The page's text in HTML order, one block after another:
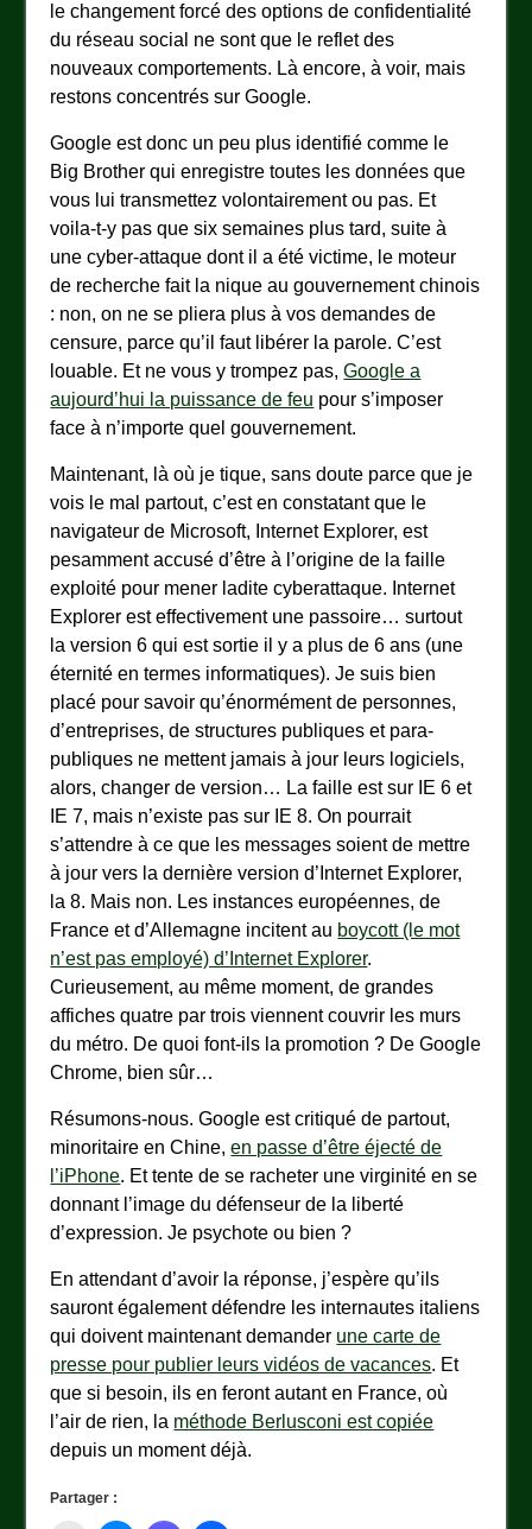
le changement forcé des options de confidentialité
du réseau social ne sont que le reflet des
nouveaux comportements. Là encore, à voir, mais
restons concentrés sur Google.
Google est donc un peu plus identifié comme le
Big Brother qui enregistre toutes les données que
vous lui transmettez volontairement ou pas. Et
voila-t-y pas que six semaines plus tard, suite à
une cyber-attaque dont il a été victime, le moteur
de recherche fait la nique au gouvernement chinois
: non, on ne se pliera plus à vos demandes de
censure, parce qu’il faut libérer la parole. C’est
louable. Et ne vous y trompez pas,Google a
aujourd’hui la puissance de feu pour s’imposer
face à n’importe quel gouvernement.
Maintenant, là où je tique, sans doute parce que je
vois le mal partout, c’est en constatant que le
navigateur de Microsoft, Internet Explorer, est
pesamment accusé d’être à l’origine de la faille
exploité pour mener ladite cyberattaque. Internet
Explorer est effectivement une passoire… surtout
la version 6 qui est sortie il y a plus de 6 ans (une
éternité en termes informatiques). Je suis bien
placé pour savoir qu’énormément de personnes,
d’entreprises, de structures publiques et para-
publiques ne mettent jamais à jour leurs logiciels,
alors, changer de version… La faille est sur IE 6 et
IE 7, mais n’existe pas sur IE 8. On pourrait
s’attendre à ce que les messages soient de mettre
à jour vers la dernière version d’Internet Explorer,
la 8. Mais non. Les instances européennes, de
France et d’Allemagne incitent au boycott (le mot
n’est pas employé) d’Internet Explorer.
Curieusement, au même moment, de grandes
affiches quatre par trois viennent couvrir les murs
du métro. De quoi font-ils la promotion ? De Google
Chrome, bien sûr…
Résumons-nous. Google est critiqué de partout,
minoritaire en Chine,en passe d’être éjecté de
l’iPhone. Et tente de se racheter une virginité en se
donnant l’image du défenseur de la liberté
d’expression. Je psychote ou bien ?
En attendant d’avoir la réponse, j’espère qu’ils
sauront également défendre les internautes italiens
qui doivent maintenant demander une carte de
presse pour publier leurs vidéos de vacances. Et
que si besoin, ils en feront autant en France, où
l’air de rien, la méthode Berlusconi est copiée
depuis un moment déjà.
Partager :